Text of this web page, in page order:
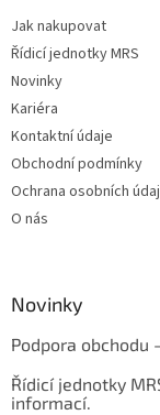
Jak nakupovat
Řídicí jednotky MRS
Novinky
Kariéra
Kontaktní údaje
Obchodní podmínky
Ochrana osobních
O nás
Novinky
Podpora obchodu
Řídicí jednotky
informací.